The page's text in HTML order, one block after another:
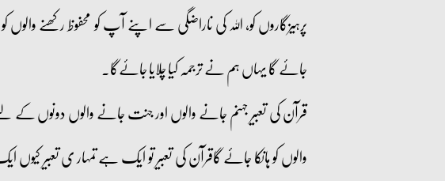
پرہیزگاروں کو، اللہ کی ناراضگی سے اپنے آپ کو محفوظ رکھنے والوں
جائے گا یہاں ہم نے ترجمہ کیا چلایا جائےگا۔
قرآن کی تعبیر جہنم جانے والوں اور جنت جانے والوں دونوں
والوں کو ہانکا جائے گاقرآن کی تعبیر تو ایک ہے تمہار ی تعبیر